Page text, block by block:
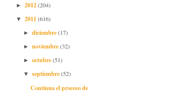
► 2012(204)
▼ 2011(616)
► diciembre(17)
► noviembre(32)
► octubre(51)
▼ septiembre(52)
Continua el proceso de